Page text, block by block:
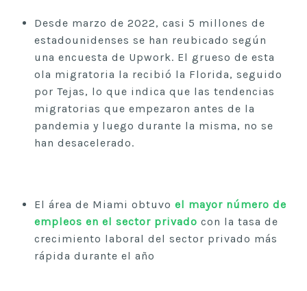
Desde marzo de 2022, casi 5 millones de
estadounidenses se han reubicado según
una encuesta de Upwork. El grueso de esta
ola migratoria la recibió la Florida, seguido
por Tejas, lo que indica que las tendencias
migratorias que empezaron antes de la
pandemia y luego durante la misma, no se
han desacelerado.
El área de Miami obtuvo el mayor número de
empleos en el sector privado con la tasa de
crecimiento laboral del sector privado más
rápida durante el año